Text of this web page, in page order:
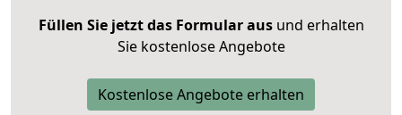
Füllen Sie jetzt das Formular ausund erhalten
Sie kostenlose Angebote
Kostenlose Angebote erhalten